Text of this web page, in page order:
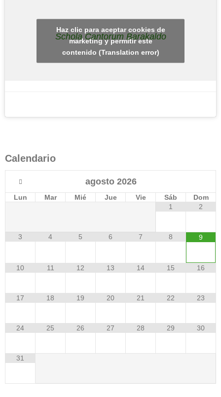
Schola Cantorum Barakaldo
Haz clic para aceptar cookies de
marketing y permitir este
contenido (Translation error)
Calendario
agosto 2026
Lun Mar Mié Jue Vie Sáb
Dom
1
2
3 4 5 6 7 8 9
10 11 12 13 14 15 16
17 18 19 20 21 22 23
24 25 26 27 28 29 30
31